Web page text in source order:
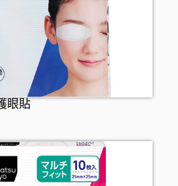
護理
護理
產品
產品
香體
護理
護理
護理
造型
配件
衣物
用品
用品
用品
產品
眼貼